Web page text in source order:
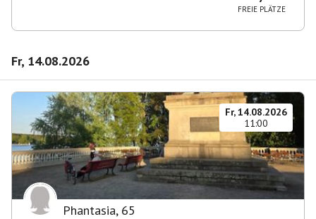
FREIE PLÄTZE
Fr, 14.08.2026
Fr, 14.08.2026
11:00
Phantasia, 65